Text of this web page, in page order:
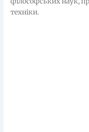
техніки.